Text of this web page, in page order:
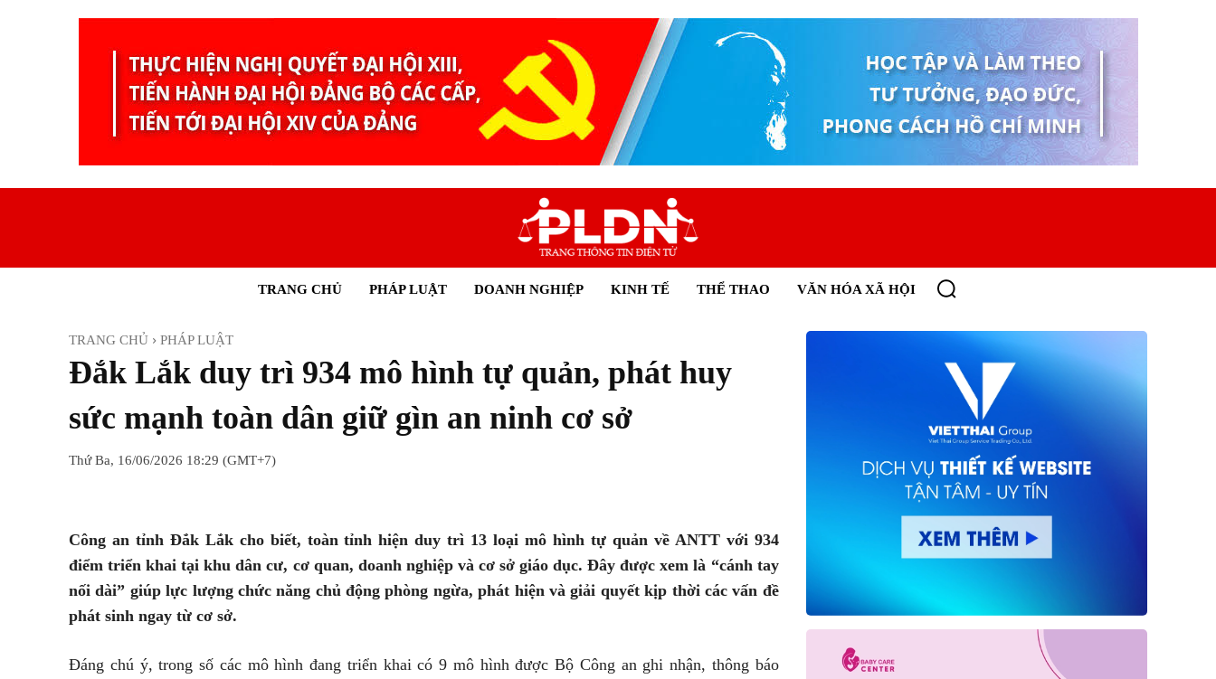
TRANG CHỦ PHÁP LUẬT DOANH NGHIỆP KINH TẾ THỂ THAO VĂN HÓA XÃ HỘI
TRANG CHỦ PHÁP LUẬT
Đắk Lắk duy trì 934 mô hình tự quản, phát huy
sức mạnh toàn dân giữ gìn an ninh cơ sở
Thứ Ba, 16/06/2026 18:29 (GMT+7)
Công an tỉnh Đắk Lắk cho biết, toàn tỉnh hiện duy trì 13 loại mô hình tự quản về ANTT với 934
điểm triển khai tại khu dân cư, cơ quan, doanh nghiệp và cơ sở giáo dục. Đây được xem là “cánh tay
nối dài” giúp lực lượng chức năng chủ động phòng ngừa, phát hiện và giải quyết kịp thời các vấn đề
phát sinh ngay từ cơ sở.
Đáng chú ý, trong số các mô hình đang triển khai có 9 mô hình được Bộ Công an ghi nhận, thông báo